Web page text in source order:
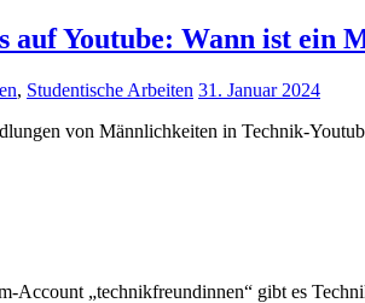
auf Youtube: Wann ist ein
, Studentische Arbeiten 31. Januar 2024
von Männlichkeiten in Technik-
Account „technikfreundinnen“ gibt es